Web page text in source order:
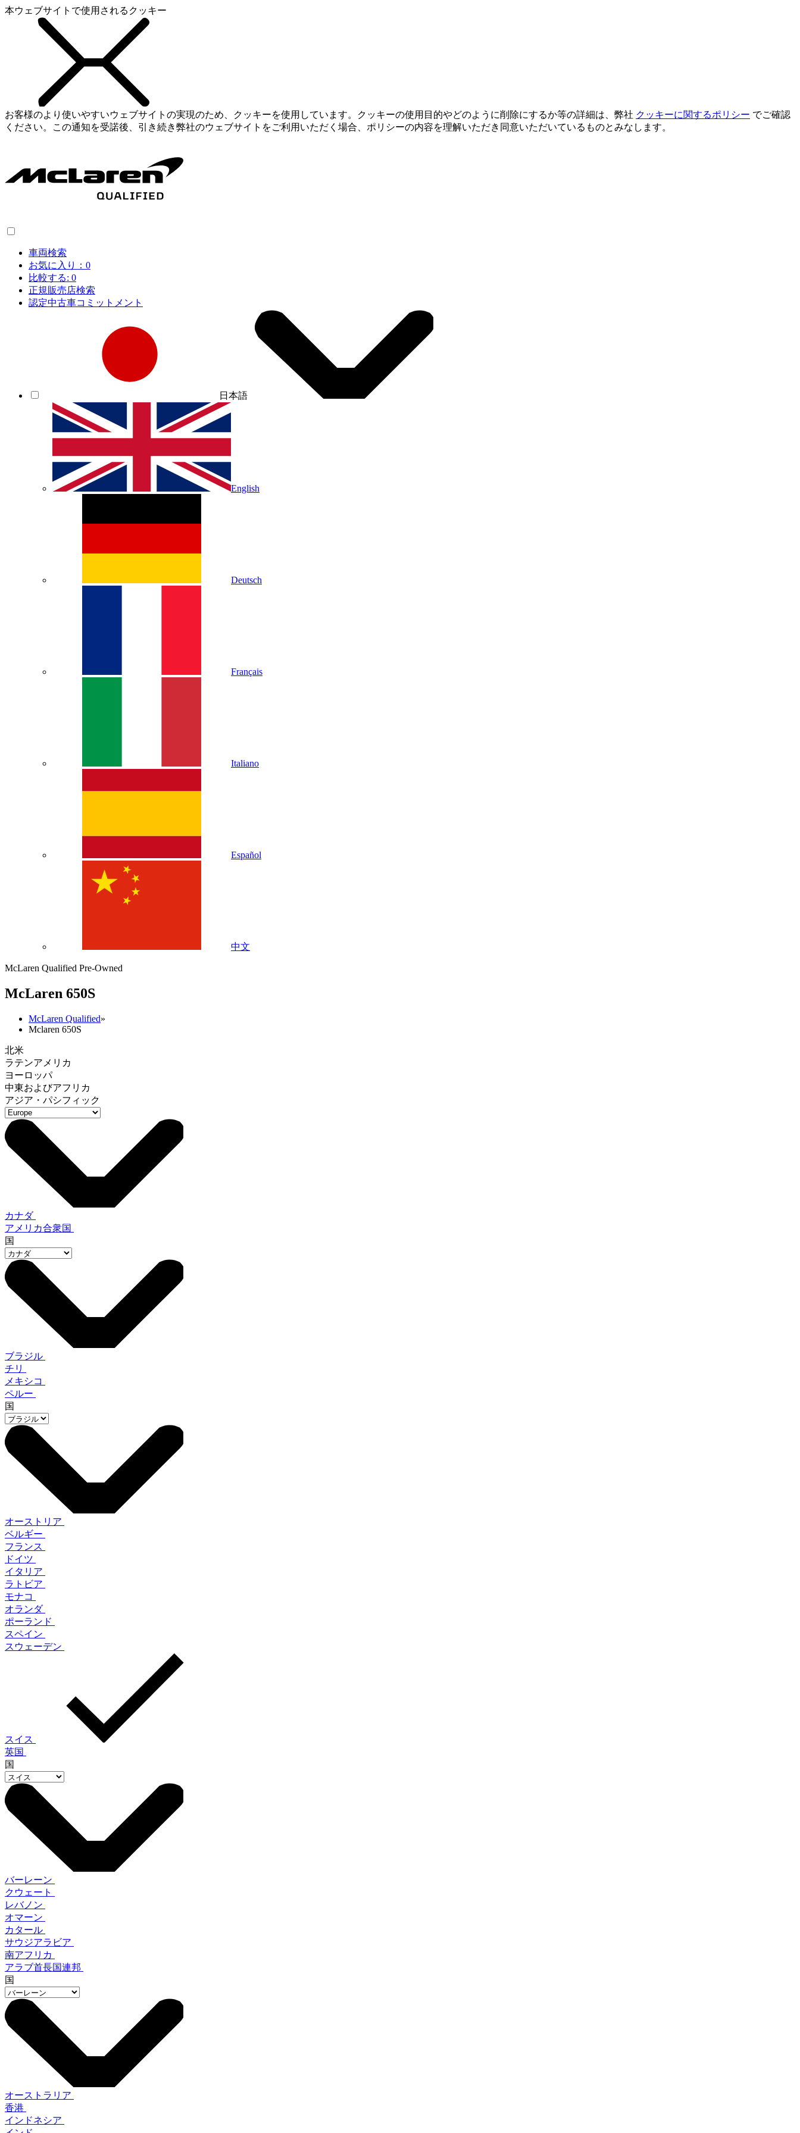
本ウェブサイトで使用されるクッキー
お客様のより使いやすいウェブサイトの実現のため、クッキーを使用しています。クッキーの使用目的やどのように削除にするか等の詳細は、弊社 クッキーに関するポリシー でご確認
ください。この通知を受諾後、引き続き弊社のウェブサイトをご利用いただく場合、ポリシーの内容を理解いただき同意いただいているものとみなします。
車両検索
お気に入り： 0
比較する: 0
正規販売店検索
認定中古車コミットメント
日本語
English
Deutsch
Français
Italiano
Español
中文
McLaren Qualified Pre-Owned
McLaren 650S
McLaren Qualified»
Mclaren 650S
北米
ラテンアメリカ
ヨーロッパ
中東およびアフリカ
アジア・パシフィック
カナダ
アメリカ合衆国
国
ブラジル
チリ
メキシコ
ペルー
国
オーストリア
ベルギー
フランス
ドイツ
イタリア
ラトビア
モナコ
オランダ
ポーランド
スペイン
スウェーデン
スイス
英国
国
バーレーン
クウェート
レバノン
オマーン
カタール
サウジアラビア
南アフリカ
アラブ首長国連邦
国
オーストラリア
香港
インドネシア